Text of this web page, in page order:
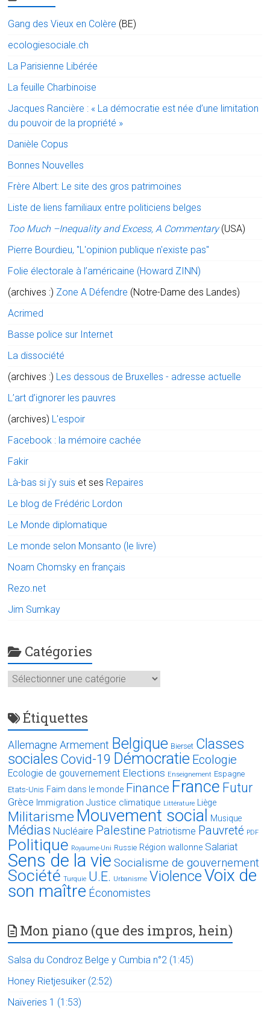
Gang des Vieux en Colère (BE)
ecologiesociale.ch
La Parisienne Libérée
La feuille Charbinoise
Jacques Rancière : « La démocratie est née d’une limitation
du pouvoir de la propriété »
Danièle Copus
Bonnes Nouvelles
Frère Albert: Le site des gros patrimoines
Liste de liens familiaux entre politiciens belges
Too Much –Inequality and Excess, A Commentary (USA)
Pierre Bourdieu, "L'opinion publique n'existe pas"
Folie électorale à l’américaine (Howard ZINN)
(archives :) Zone A Défendre (Notre-Dame des Landes)
Acrimed
Basse police sur Internet
La dissociété
(archives :) Les dessous de Bruxelles - adresse actuelle
L’art d’ignorer les pauvres
(archives) L'espoir
Facebook : la mémoire cachée
Fakir
Là-bas si j'y suis et ses Repaires
Le blog de Frédéric Lordon
Le Monde diplomatique
Le monde selon Monsanto (le livre)
Noam Chomsky en français
Rezo.net
Jim Sumkay
Catégories
Catégories
Étiquettes
Allemagne Armement Belgique Bierset Classes
sociales Covid-19 Démocratie Ecologie
Ecologie de gouvernement Elections Enseignement Espagne
Etats-Unis Faim dans le monde Finance France Futur
Grèce Immigration Justice climatique Littérature Liège
Militarisme Mouvement social Musique
Médias Nucléaire Palestine Patriotisme Pauvreté PDF
Politique Royaume-Uni Russie Région wallonne Salariat
Sens de la vie Socialisme de gouvernement
Société Turquie U.E. Urbanisme ViolenceVoix de
son maître Économistes
Mon piano (que des impros, hein)
Salsa du Condroz Belge y Cumbia n°2 (1:45)
Honey Rietjesuiker (2:52)
Naïveries 1 (1:53)